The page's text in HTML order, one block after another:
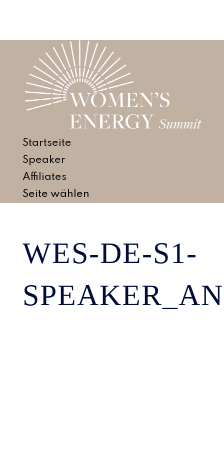
Startseite
Speaker
Affiliates
Seite wählen
WES-DE-S1-